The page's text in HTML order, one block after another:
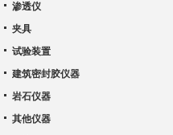
渗透仪
夹具
试验装置
建筑密封胶仪器
岩石仪器
其他仪器